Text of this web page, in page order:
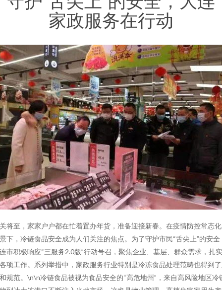
家政服务在行动
将至，家家户户都在忙着置办年货，准备迎接新春。在疫情防控常态
下，冷链食品安全成为人们关注的焦点。为了守护市民“舌尖上”的安全
市积极响应“三服务2.0版”行动号召，聚焦企业、基层、群众需求，扎
项工作。系列举措中，家政服务行业特别是冷冻食品处理范畴也得到
规范。\n\n冷链食品被视为食品安全的“高危地州”，来自高风险地区冷